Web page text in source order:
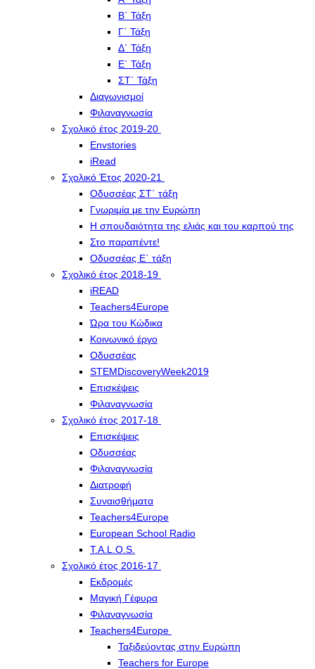
Β΄ Τάξη
Γ΄ Τάξη
Δ΄ Τάξη
Ε΄ Τάξη
ΣΤ΄ Τάξη
Διαγωνισμοί
Φιλαναγνωσία
Σχολικό έτος 2019-20
Envstories
iRead
Σχολικό Έτος 2020-21
Οδυσσέας ΣΤ΄ τάξη
Γνωριμία με την Ευρώπη
Η σπουδαιότητα της ελιάς και του καρπού της
Στο παραπέντε!
Οδυσσέας Ε΄ τάξη
Σχολικό έτος 2018-19
iREAD
Teachers4Europe
Ώρα του Κώδικα
Κοινωνικό έργο
Οδυσσέας
STEMDiscoveryWeek2019
Επισκέψεις
Φιλαναγνωσία
Σχολικό έτος 2017-18
Επισκέψεις
Οδυσσέας
Φιλαναγνωσία
Διατροφή
Συναισθήματα
Teachers4Europe
European School Radio
T.A.L.O.S.
Σχολικό έτος 2016-17
Εκδρομές
Μαγική Γέφυρα
Φιλαναγνωσία
Teachers4Europe
Ταξιδεύοντας στην Ευρώπη
Teachers for Europe